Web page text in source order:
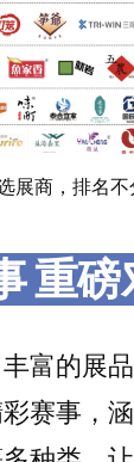
展商，排名
重
富的展
赛事，